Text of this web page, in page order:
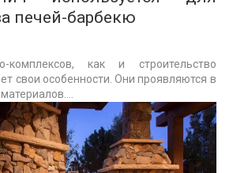
печей-барбекю
комплексов, как и строительство
свои особенности. Они проявляются в